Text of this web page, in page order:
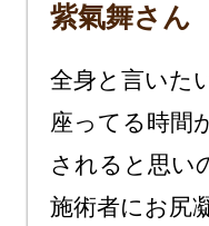
紫氣舞さん
全身と言いた
座ってる時間
されると思い
施術者にお尻